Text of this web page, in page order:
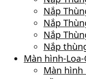
Nắp
Nắp
Nắp
Nắp
Màn hình-Loa-
Màn hình